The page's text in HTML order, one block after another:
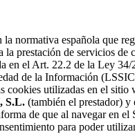
normativa española que
la prestación de servicios de
en el Art. 22.2 de la Ley
de la Información
cookies utilizadas en el sitio
S.L. (también el prestador) y
de que al navegar en el
para poder